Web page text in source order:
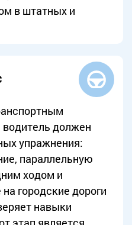
в штатных и
должен
упражнения:
параллельную
ходом и
городские дороги
навыки